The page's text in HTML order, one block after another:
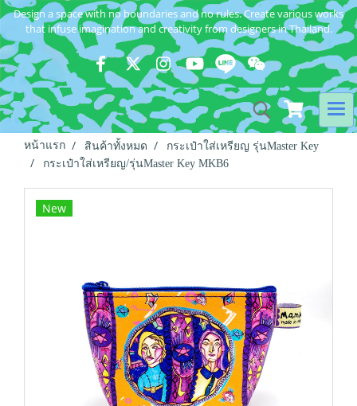
Design a space with no boundaries and no rules. Create various works
that infuse imagination and creativity from designers in Thailand.
หน้าแรก สินค้าทั้งหมด
กระเป๋าใส่เหรียญ รุ่นMaster Key
กระเป๋าใส่เหรียญ/รุ่นMaster Key MKB6
New